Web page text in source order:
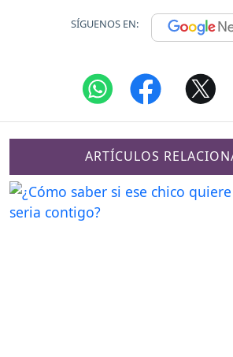
SÍGUENOS EN:
ARTÍCULOS